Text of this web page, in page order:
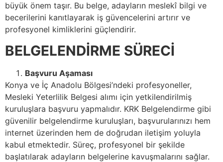
büyük önem taşır. Bu belge, adayların meslekî bilgi ve
becerilerini kanıtlayarak iş güvencelerini artırır ve
profesyonel kimliklerini güçlendirir.
BELGELENDİRME SÜRECİ
Başvuru Aşaması
Konya ve İç Anadolu Bölgesi’ndeki profesyoneller,
Mesleki Yeterlilik Belgesi alımı için yetkilendirilmiş
kuruluşlara başvuru yapmalıdır. KRK Belgelendirme gibi
güvenilir belgelendirme kuruluşları, başvurularınızı hem
internet üzerinden hem de doğrudan iletişim yoluyla
kabul etmektedir. Süreç, profesyonel bir şekilde
başlatılarak adayların belgelerine kavuşmalarını sağlar.